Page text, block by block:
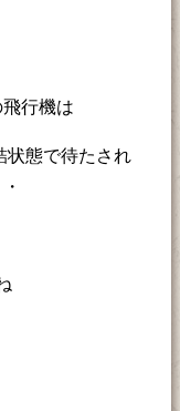
行機は
状態で待たされ